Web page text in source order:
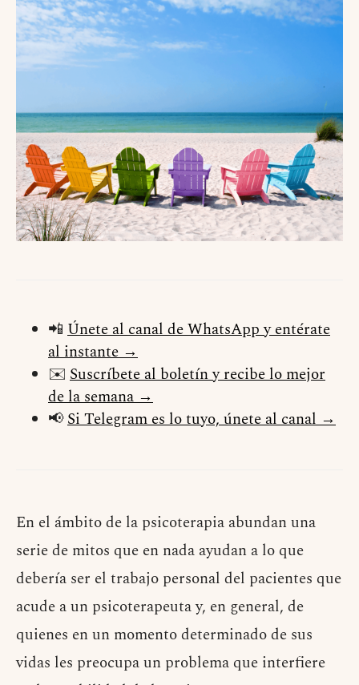
📲 Únete al canal de WhatsApp y entérate
al instante →
✉️ Suscríbete al boletín y recibe lo mejor
de la semana →
📢Si Telegram es lo tuyo, únete al canal →
En el ámbito de la psicoterapia abundan una
serie de mitos que en nada ayudan a lo que
debería ser el trabajo personal del pacientes que
acude a un psicoterapeuta y, en general, de
quienes en un momento determinado de sus
vidas les preocupa un problema que interfiere